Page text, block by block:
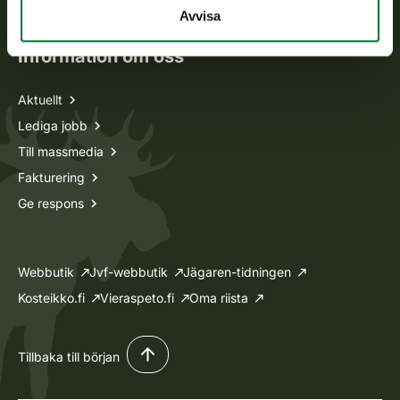
Avvisa
Information om oss
Aktuellt
Lediga jobb
Till massmedia
Fakturering
Ge respons
Webbutik Jvf-webbutik
Jägaren-tidningen
Kosteikko.fi
Vieraspeto.fi Oma riista
Tillbaka till början